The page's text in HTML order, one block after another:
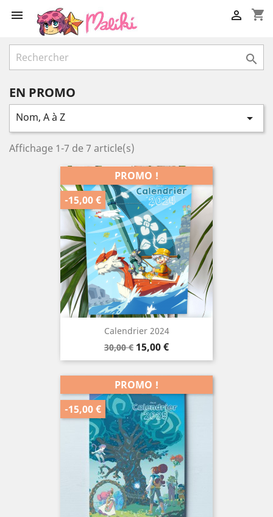
 shopping_cart


EN PROMO
Nom, A à Z 
Affichage 1-7 de 7 article(s)
Calendrier 2024
Prix
de
30,00 € Prix
15,00 €
PROMO !
-15,00 €
PROMO !
-15,00 €